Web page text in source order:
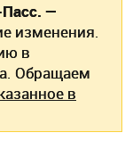
—
изменения.
в
Обращаем
в